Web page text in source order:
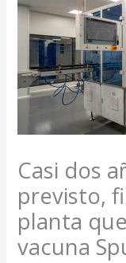
Casi dos
previsto,
planta
vacuna